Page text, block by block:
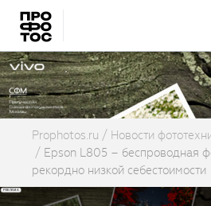
Prophotos.ru Новости
Epson L805 – беспроводная
рекордно низкой себестоимости